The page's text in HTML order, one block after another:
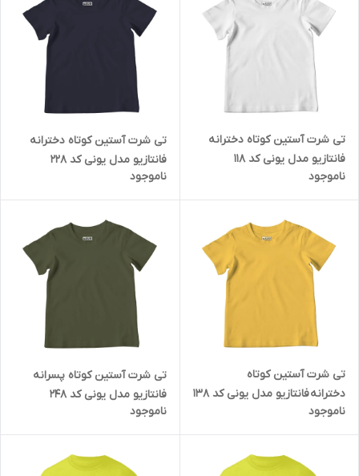
تی شرت آستین کوتاه دخترانه
فانتازیو مدل یونی کد 118
ناموجود
تی شرت آستین کوتاه دخترانه
فانتازیو مدل یونی کد 228
ناموجود
تی شرت آستین کوتاه
دخترانه فانتازیو مدل یونی کد 138
ناموجود
تی شرت آستین کوتاه پسرانه
فانتازیو مدل یونی کد 248
ناموجود